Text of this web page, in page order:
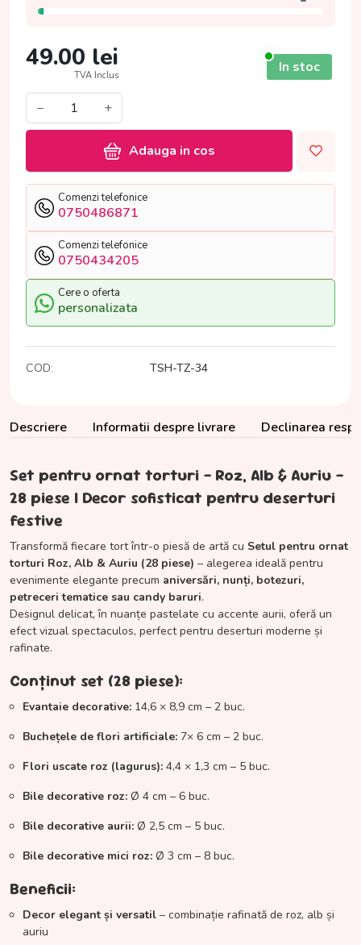
49.00 lei
TVA Inclus In stoc
− +
Adauga in cos
Comenzi telefonice
0750486871
Comenzi telefonice
0750434205
Cere o oferta
personalizata
COD: TSH-TZ-34
Descriere Informatii despre livrare Declinarea
Set pentru ornat torturi – Roz, Alb & Auriu –
28 piese | Decor sofisticat pentru deserturi
festive
Transformă fiecare tort într-o piesă de artă cu Setul pentru ornat
torturi Roz, Alb & Auriu (28 piese) – alegerea ideală pentru
evenimente elegante precum aniversări, nunți, botezuri,
petreceri tematice sau candy baruri.
Designul delicat, în nuanțe pastelate cu accente aurii, oferă un
efect vizual spectaculos, perfect pentru deserturi moderne și
rafinate.
Conținut set (28 piese):
Evantaie decorative: 14,6 × 8,9 cm – 2 buc.
Buchețele de flori artificiale: 7× 6 cm – 2 buc.
Flori uscate roz (lagurus): 4,4 × 1,3 cm – 5 buc.
Bile decorative roz: Ø 4 cm – 6 buc.
Bile decorative aurii: Ø 2,5 cm – 5 buc.
Bile decorative mici roz: Ø 3 cm – 8 buc.
Beneficii:
Decor elegant și versatil – combinație rafinată de roz, alb și
auriu